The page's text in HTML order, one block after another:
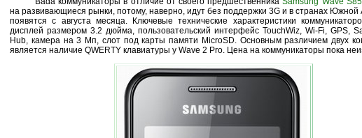
на развивающиеся рынки, потому, наверно, идут без поддержки 3G и в странах Южной
появятся с августа месяца. Ключевые технические характеристики
дисплей размером 3.2 дюйма, пользовательский интерфейс TouchWiz, Wi-Fi, GPS,
Hub, камера на 3 Мп, слот под карты памяти MicroSD. Основным различием двух
является наличие QWERTY клавиатуры у Wave 2 Pro. Цена на коммуникаторы пока